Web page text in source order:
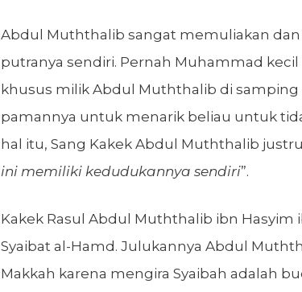
Abdul Muththalib sangat memuliakan
putranya sendiri. Pernah Muhammad
khusus milik Abdul Muththalib di samping
pamannya untuk menarik beliau untuk
hal itu, Sang Kakek Abdul Muththalib
ini memiliki kedudukannya sendiri”.
Kakek Rasul Abdul Muththalib ibn Hasyim
Syaibat al-Hamd. Julukannya Abdul
Makkah karena mengira Syaibah adalah